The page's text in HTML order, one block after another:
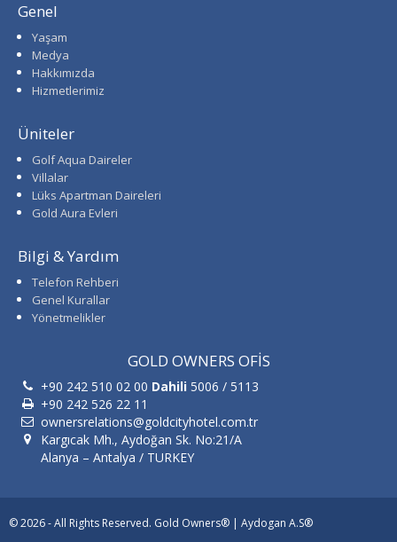
Genel
Yaşam
Medya
Hakkımızda
Hizmetlerimiz
Üniteler
Golf Aqua Daireler
Villalar
Lüks Apartman Daireleri
Gold Aura Evleri
Bilgi & Yardım
Telefon Rehberi
Genel Kurallar
Yönetmelikler
GOLD OWNERS OFİS
+90 242 510 02 00 Dahili 5006 / 5113
+90 242 526 22 11
ownersrelations@goldcityhotel.com.tr
Kargıcak Mh., Aydoğan Sk. No:21/A
Alanya – Antalya / TURKEY
© 2026 - All Rights Reserved. Gold Owners® | Aydogan A.S®